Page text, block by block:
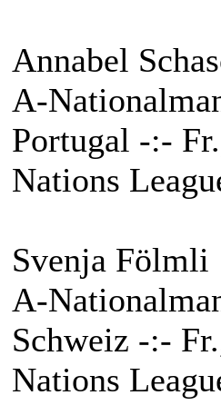
Annabel
A-
Portugal -:-
Nations
Svenja Fölmli
A-
Schweiz -:-
Nations